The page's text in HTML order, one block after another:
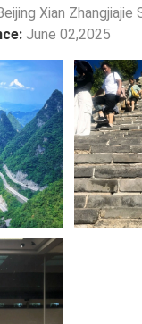
Xian Zhangjiajie
June 02,2025